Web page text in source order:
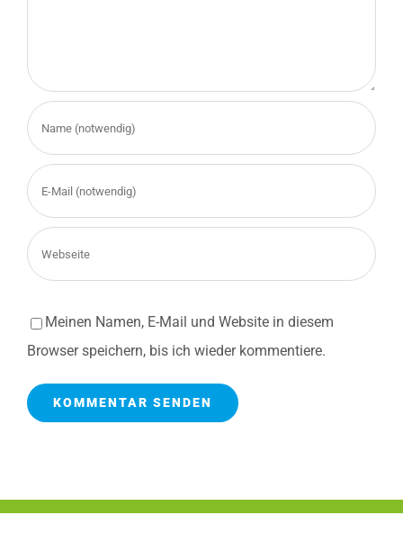
Meinen Namen, E-Mail und Website in diesem
Browser speichern, bis ich wieder kommentiere.